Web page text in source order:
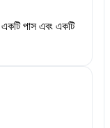
পাস এবং একটি